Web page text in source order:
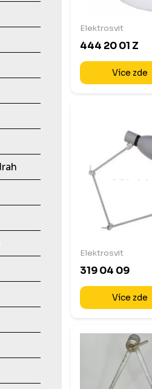
Elektrosvit
444 20 01 Z
Více zde
Elektrosvit
319 04 09
Více zde